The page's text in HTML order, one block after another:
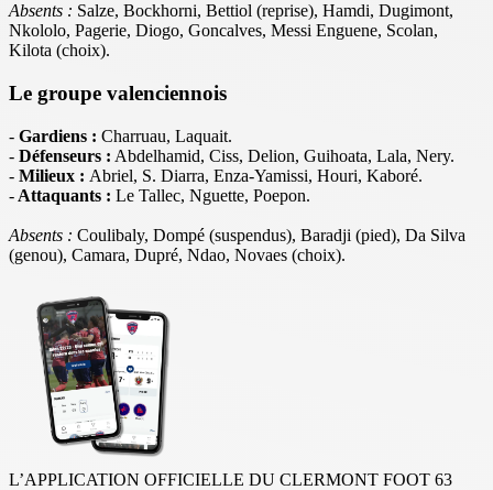
Absents : Salze, Bockhorni, Bettiol (reprise), Hamdi, Dugimont,
Nkololo, Pagerie, Diogo, Goncalves, Messi Enguene, Scolan,
Kilota (choix).
Le groupe valenciennois
- Gardiens : Charruau, Laquait.
- Défenseurs : Abdelhamid, Ciss, Delion, Guihoata, Lala, Nery.
- Milieux : Abriel, S. Diarra, Enza-Yamissi, Houri, Kaboré.
- Attaquants : Le Tallec, Nguette, Poepon.
Absents : Coulibaly, Dompé (suspendus), Baradji (pied), Da Silva
(genou), Camara, Dupré, Ndao, Novaes (choix).
L’APPLICATION OFFICIELLE DU CLERMONT FOOT 63